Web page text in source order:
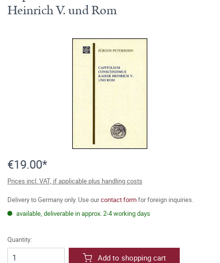
Heinrich V. und Rom
€19.00*
Prices incl. VAT, if applicable plus handling costs
Delivery to Germany only. Use ourcontact formfor foreign inquiries.
available, deliverable in approx. 2-4 working days
Quantity:
Add to shopping cart